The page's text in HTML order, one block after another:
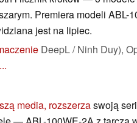
Premiera modeli ABL-
jest na lipiec.
DeepL / Ninh Duy),
...
media, rozszerzaswoją